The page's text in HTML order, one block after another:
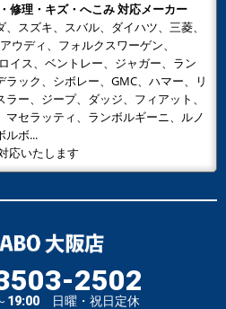
修理・キズ・へこみ 対応メーカー
スズキ、スバル、ダイハツ、三菱、
ウディ、フォルクスワーゲン、
イス、ベントレー、ジャガー、ラン
ラック、シボレー、GMC、ハマー、リ
ー、ジープ、ダッジ、フィアット、
セラッティ、ランボルギーニ、ルノ
ルボ...
応いたします
2502
19:00 日曜・祝日定休